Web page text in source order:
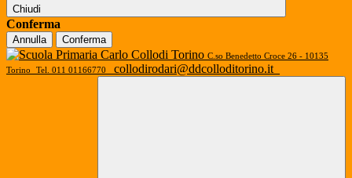
Chiudi
Conferma
Annulla Conferma
C.so Benedetto Croce 26 - 10135
Torino
Tel. 011 01166770 collodirodari@ddcolloditorino.it